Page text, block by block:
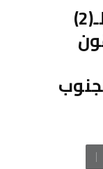
تزامنًا مع حلول الذكرى الـ(2)